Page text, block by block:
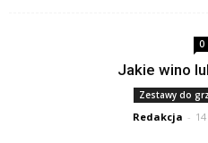
0
Jakie wino
Zestawy do
Redakcja -